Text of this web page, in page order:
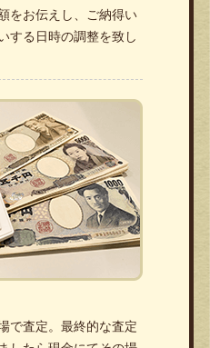
をお伝えし、ご納得い
する日時の調整を致し
で査定。最終的な査定